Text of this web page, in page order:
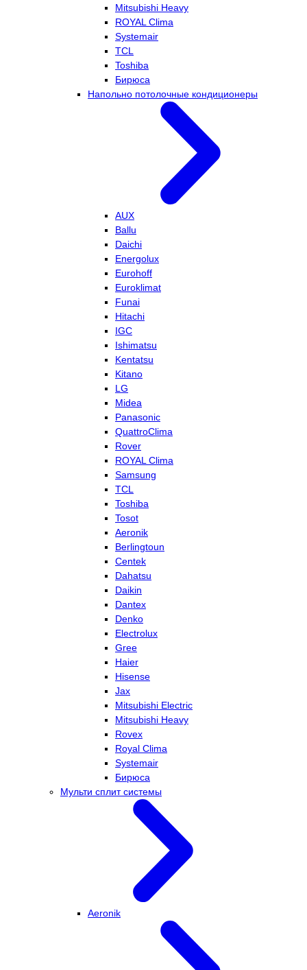
Mitsubishi Heavy
ROYAL Clima
Systemair
TCL
Toshiba
Бирюса
Напольно потолочные кондиционеры
AUX
Ballu
Daichi
Energolux
Eurohoff
Euroklimat
Funai
Hitachi
IGC
Ishimatsu
Kentatsu
Kitano
LG
Midea
Panasonic
QuattroClima
Rover
ROYAL Clima
Samsung
TCL
Toshiba
Tosot
Aeronik
Berlingtoun
Centek
Dahatsu
Daikin
Dantex
Denko
Electrolux
Gree
Haier
Hisense
Jax
Mitsubishi Electric
Mitsubishi Heavy
Rovex
Royal Clima
Systemair
Бирюса
Мульти сплит системы
Aeronik